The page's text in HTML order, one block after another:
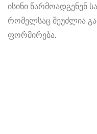
ისინი წარმოადგენენ
რომელსაც შეუძლია
ფორმირება.